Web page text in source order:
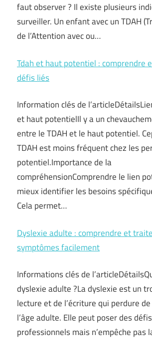
faut observer ? Il existe plusieurs
surveiller. Un enfant avec un TDAH
de l’Attention avec ou…
Tdah et haut potentiel : comprendre
défis liés
Information clés de
et haut potentielIl y a un
entre le TDAH et le haut potentiel.
TDAH est moins fréquent chez les
potentiel.Importance de la
compréhensionComprendre le lien
mieux identifier les besoins
Cela permet…
Dyslexie adulte : comprendre et
symptômes facilement
Informations clés de
dyslexie adulte ?La dyslexie est un
lecture et de l’écriture qui perdure de
l’âge adulte. Elle peut poser des défis
professionnels mais n’empêche pas